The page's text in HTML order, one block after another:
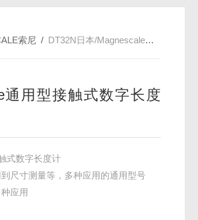
索尼 / DT32N日本/Magnescale通用型接触式数字长度计
通用型接触式数字长度
式数字长度计
尺寸测量等，多种应用的通用型号
应用